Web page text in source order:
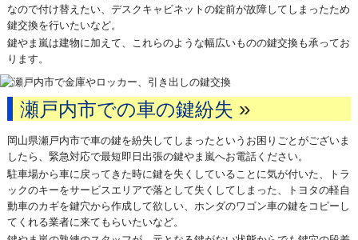
なので付け替えたい、デスクキャビネットの錠前が故障してしまったため
鍵交換を行いたいなど。
鍵やま嵐は建物に加えて、これらのような幅広いものの鍵交換も承ってお
ります。
瀬戸内市での車の鍵紛失 »
岡山県瀬戸内市で車の鍵を紛失してしまったというお困りごとがございま
したら、緊急対応で最短即日出張の鍵やま嵐へお電話ください。
駐車場から車に戻ってきた時に鍵を失くしていることに気が付いた、トラ
ックのキーをサービスエリアで落として失くしてしまった、トヨタの軽自
動車のカギを鍵穴から作成して欲しい、ホンダのワゴン車の鍵をコピーし
てくれる業者に来てもらいたいなど。